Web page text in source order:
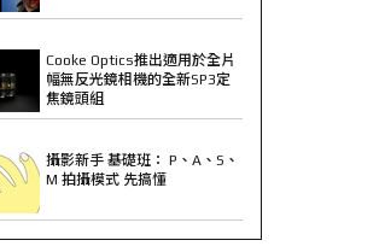
Cooke Optics推出適用於全片
幅無反光鏡相機的全新SP3定
焦鏡頭組
攝影新手 基礎班： P、A、S、
M 拍攝模式 先搞懂